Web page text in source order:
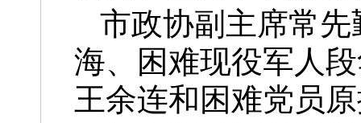
市政协副主席常
海、困难现役军人
王余连和困难党员